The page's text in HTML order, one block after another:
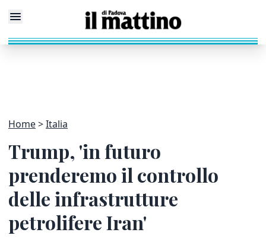
Home Italia
Trump, 'in futuro
prenderemo il controllo
delle infrastrutture
petrolifere Iran'